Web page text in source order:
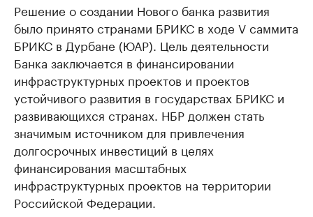
Решение о создании Нового банка развития
было принято странами БРИКС в ходе V саммита
БРИКС в Дурбане (ЮАР). Цель деятельности
Банка заключается в финансировании
инфраструктурных проектов и проектов
устойчивого развития в государствах БРИКС и
развивающихся странах. НБР должен стать
значимым источником для привлечения
долгосрочных инвестиций в целях
финансирования масштабных
инфраструктурных проектов на территории
Российской Федерации.